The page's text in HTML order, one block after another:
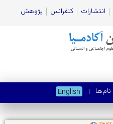
انتشارات کنفرانس پژوهش
نام‌ها English